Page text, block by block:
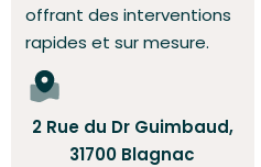
offrant des interventions
rapides et sur mesure.
2 Rue du Dr Guimbaud,
31700 Blagnac